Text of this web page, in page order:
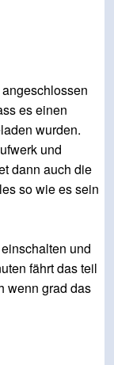
es einen
wurden.
und
dann auch die
so wie es sein
und
fährt das teil
wenn grad das